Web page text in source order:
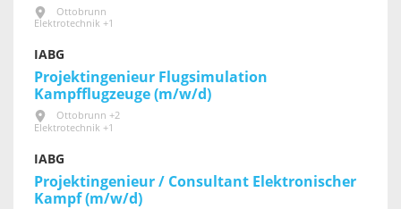
Ottobrunn
Elektrotechnik +1
IABG
Projektingenieur Flugsimulation
Kampfflugzeuge (m/w/d)
Ottobrunn +2
Elektrotechnik +1
IABG
Projektingenieur / Consultant Elektronischer
Kampf (m/w/d)